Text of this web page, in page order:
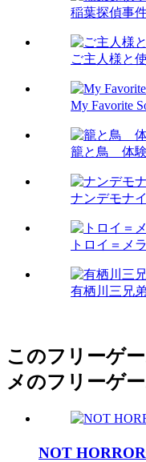
稲葉探偵事
ご主人様と
My Favorite
籠と鳥 体
ナンデモナ
トロイ＝メ
有栖川三兄
このフリーゲ
メのフリーゲ
NOT